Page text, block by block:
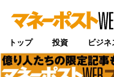
トップ 投資 ビジネ